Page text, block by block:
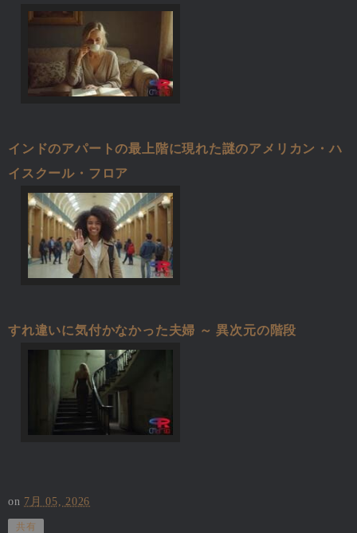
インドのアパートの最上階に現れた謎のアメリカン・ハ
イスクール・フロア
すれ違いに気付かなかった夫婦 ～ 異次元の階段
on 7月 05, 2026
共有